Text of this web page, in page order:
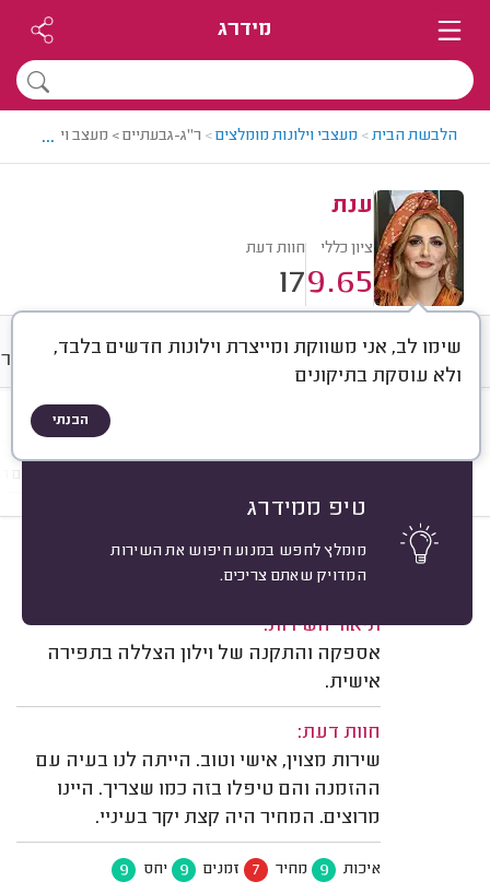
מידרג
הלבשת הבית> מעצבי וילונות מומלצים> ר"ג-גבעתיים > מעצב וילונות
...
ענת
ציון כללי
9.65
חוות דעת
17
שימו לב, אני משווקת ומייצרת וילונות חדשים בלבד,
ולא עוסקת בתיקונים
הבנתי
טיפ ממידרג
מומלץ לחפש במנוע חיפוש את השירות
המדויק שאתם צריכים.
חוות דעת מחירים ממוצע
מיקום
מ. א. תל אביב.
משוב: 02/07/2022
תיאור השירות:
אספקה והתקנה של וילון הצללה בתפירה
אישית.
חוות דעת:
שירות מצוין, אישי וטוב. הייתה לנו בעיה עם
ההזמנה והם טיפלו בזה כמו שצריך. היינו
מרוצים. המחיר היה קצת יקר בעיניי.
איכות 9 מחיר 7 זמנים 9 יחס 9